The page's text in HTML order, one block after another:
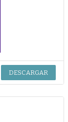
DESCARGAR